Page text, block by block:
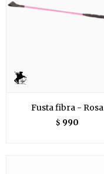
Fusta fibra - Rosa
$ 990